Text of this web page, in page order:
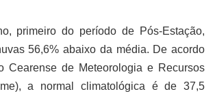
primeiro do período de Pós-Estação,
56,6% abaixo da média. De acordo
Cearense de Meteorologia e Recursos
a normal climatológica é de 37,5